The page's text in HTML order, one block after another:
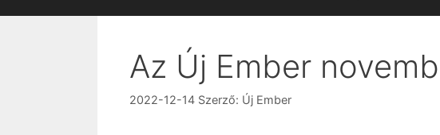
Az Új Ember
2022-12-14 Szerző: Új Ember